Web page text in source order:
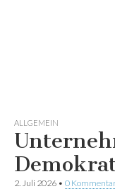
ALLGEMEIN
2. Juli 2026 • 0